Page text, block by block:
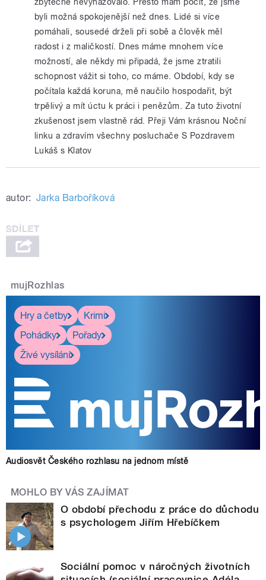
byli možná spokojenější než dnes. Lidé si více
pomáhali, sousedé drželi při sobě a člověk měl
radost i z maličkostí. Dnes máme mnohem více
možností, ale někdy mi připadá, že jsme ztratili
schopnost vážit si toho, co máme. Období, kdy se
počítala každá koruna, mě naučilo hospodařit, být
trpělivý a mít úctu k práci i penězům. Za tuto životní
zkušenost jsem vlastně rád. Přeji Vám krásnou Noční
linku a zdravím všechny posluchače S Pozdravem
Lukáš s Klatov
autor: Jarka Barboříková
mujRozhlas
Hry a četby
Krimi
Pohádky
Pořady
Živé vysílání
Audiosvět Českého rozhlasu na jednom místě
MOHLO BY VÁS ZAJÍMAT
O období přechodu z práce do důchodu
s psychologem Jiřím Hřebíčkem
Sociální pomoc v náročných životních